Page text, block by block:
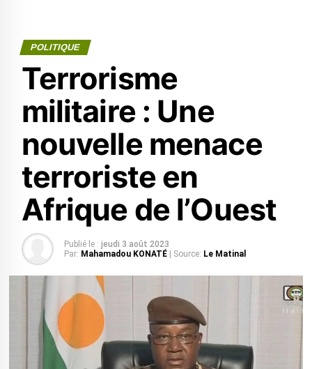
POLITIQUE
Terrorisme
militaire : Une
nouvelle menace
terroriste en
Afrique de l’Ouest
Publié le : jeudi 3 août 2023
Par: Mahamadou KONATÉ | Source: Le Matinal